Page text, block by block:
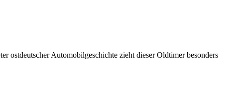
ostdeutscher Automobilgeschichte zieht dieser Oldtimer besonders